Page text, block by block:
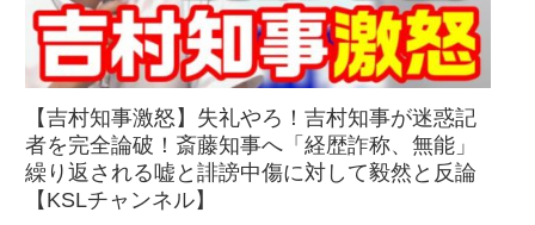
【吉村知事激怒】失礼やろ！吉村知事が迷惑記
者を完全論破！斎藤知事へ「経歴詐称、無能」
繰り返される嘘と誹謗中傷に対して毅然と反論
【KSLチャンネル】